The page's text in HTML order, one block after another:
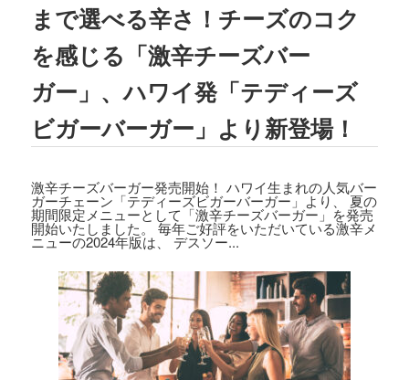
Y'S BIGGER BURGERS表参道店の「ギ
た。
2023.07.15
文藝春秋「
CREA 2023年夏号」にて、TE
DDY'S BIGGER BURGERSの「メガモン
2023.07.07
集英社「メンズノンノ ８・９月合併号」
にて、 テディーズビガーバーガー原宿表
参道店が紹介されました。
2023.06.22
フジテレビ「VS魂」にて、TEDDY'S BIG
GER BURGERS表参道店の「ギガモンス
ターバーガー」が紹介されました。
まで選べる辛さ！チーズのコク
を感じる「激辛チーズバー
ガー」、ハワイ発「テディーズ
ビガーバーガー」より新登場！
激辛チーズバーガー発売開始！ ハワイ生まれの人気バー
ガーチェーン「テディーズビガーバーガー」より、 夏の
期間限定メニューとして「激辛チーズバーガー」を発売
開始いたしました。 毎年ご好評をいただいている激辛メ
ニューの2024年版は、 デスソー...